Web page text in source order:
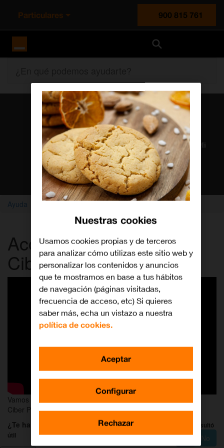
Particulares
900 815 761
Atención al cliente
Nuestros agentes solucionan cualquier duda en el chat Mi
Orange
Chatear con un agente
Ayuda Vídeos Acceso y configuración Ciber Protección
Acceso y configuración
Ciber Protección
Vamos a explicarte cómo acceder y configurar tu servicio de
Ciber Protección
¿Te ha servido de ayuda?
Al 100% de las personas esto les resultó
útil
Sí No
Nuestras cookies
Usamos cookies propias y de terceros
para analizar cómo utilizas este sitio web y
personalizar los contenidos y anuncios
que te mostramos en base a tus hábitos
de navegación (páginas visitadas,
frecuencia de acceso, etc) Si quieres
saber más, echa un vistazo a nuestra
política de cookies.
Configurar
Rechazar
Aceptar